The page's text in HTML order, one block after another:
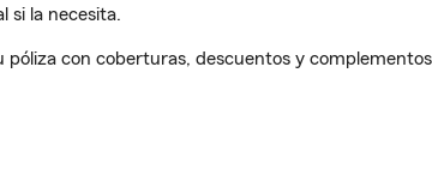
si la necesita.
con coberturas, descuentos y